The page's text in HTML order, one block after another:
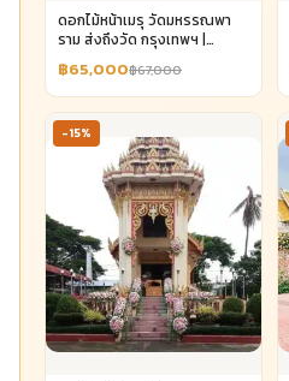
ดอกไม้หน้าเมรุ วัดมหรรณพา
ราม ส่งถึงวัด กรุงเทพฯ |
Aorest
฿65,000฿67,000
-15%